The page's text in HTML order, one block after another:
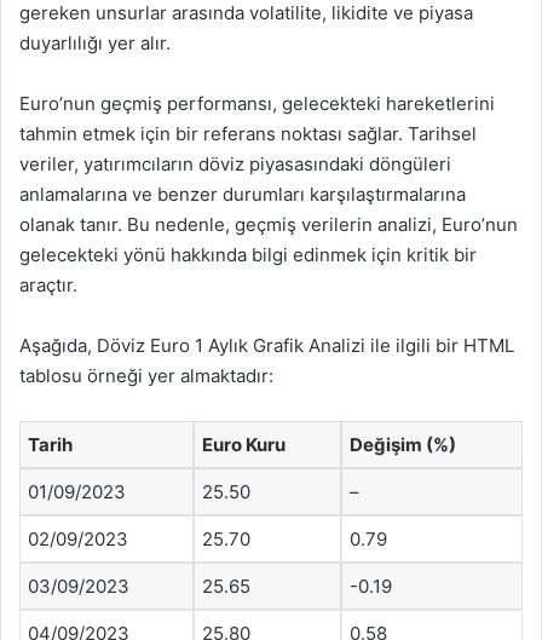
gereken unsurlar arasında volatilite, likidite ve piyasa
duyarlılığı yer alır.
Euro’nun geçmiş performansı, gelecekteki hareketlerini
tahmin etmek için bir referans noktası sağlar. Tarihsel
veriler, yatırımcıların döviz piyasasındaki döngüleri
anlamalarına ve benzer durumları karşılaştırmalarına
olanak tanır. Bu nedenle, geçmiş verilerin analizi, Euro’nun
gelecekteki yönü hakkında bilgi edinmek için kritik bir
araçtır.
Aşağıda, Döviz Euro 1 Aylık Grafik Analizi ile ilgili bir HTML
tablosu örneği yer almaktadır:
Tarih Euro Kuru Değişim (%)
01/09/2023 25.50 –
02/09/2023 25.70 0.79
03/09/2023 25.65 -0.19
04/09/2023 25.80 0.58